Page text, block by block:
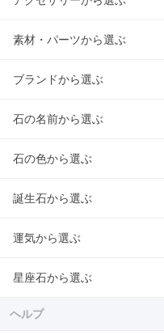
素材・パーツから選ぶ
ブランドから選ぶ
石の名前から選ぶ
石の色から選ぶ
誕生石から選ぶ
運気から選ぶ
星座石から選ぶ
ヘルプ